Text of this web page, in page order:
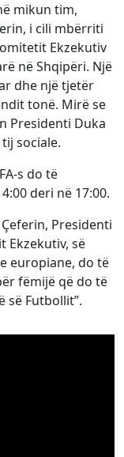
mikun tim,
i cili mbërriti
Ekzekutiv
në Shqipëri. Një
dhe një tjetër
tonë. Mirë se
Presidenti Duka
sociale.
s do të
deri në 17:00.
Presidenti
Ekzekutiv, së
europiane, do të
fëmijë që do të
së Futbollit”.